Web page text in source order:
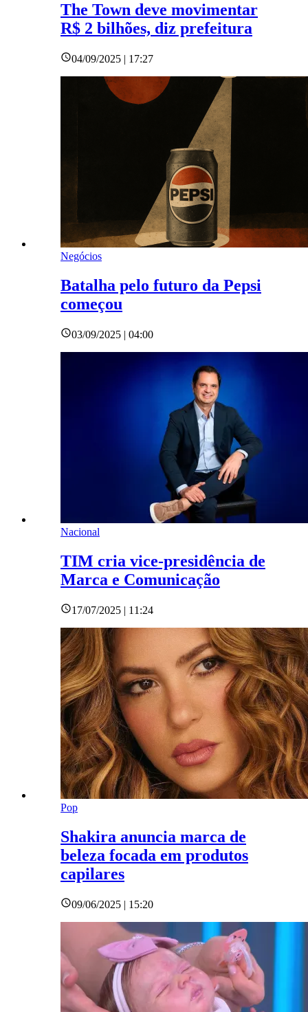
The Town deve movimentar
R$ 2 bilhões, diz prefeitura
04/09/2025 | 17:27
Negócios
Batalha pelo futuro da Pepsi
começou
03/09/2025 | 04:00
Nacional
TIM cria vice-presidência de
Marca e Comunicação
17/07/2025 | 11:24
Pop
Shakira anuncia marca de
beleza focada em produtos
capilares
09/06/2025 | 15:20